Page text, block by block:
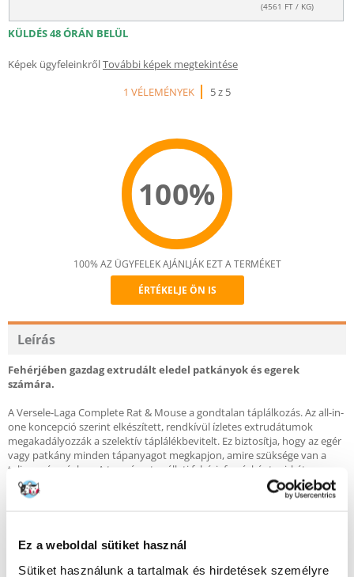
Ez a weboldal sütiket használ
Sütiket használunk a tartalmak és hirdetések személyre
(4561 FT / KG)
KÜLDÉS 48 ÓRÁN BELÜL
Képek ügyfeleinkrőlTovábbi képek megtekintése
1 VÉLEMÉNYEK
5 z 5
100%
Recommend
100% AZ ÜGYFELEK AJÁNLJÁK EZT A TERMÉKET
ÉRTÉKELJE ÖN IS
Leírás
Fehérjében gazdag extrudált eledel patkányok és egerek
számára.
A Versele-Laga Complete Rat & Mouse a gondtalan táplálkozás. Az all-in-
one koncepció szerint elkészített, rendkívül ízletes extrudátumok
megakadályozzák a szelektív táplálékbevitelt. Ez biztosítja, hogy az egér
vagy patkány minden tápanyagot megkapjon, amire szüksége van a
teljes egészséghez. A természetes állati fehérjeforrásként csirkét,
valamint az energiát és vitalitást biztosító gabonaféléket tartalmazó
eledel az egerek és patkányok táplálkozási igényeihez igazodik. Az
Gerbil készítményt állatorvosok állították össze a legkorszerűbb